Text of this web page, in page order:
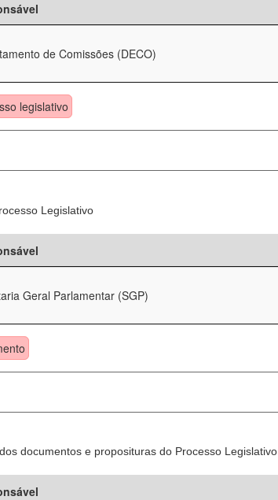
de Comissões (DECO)
legislativo
Legislativo
Geral Parlamentar (SGP)
documentos e proposituras do Processo Legislativo.